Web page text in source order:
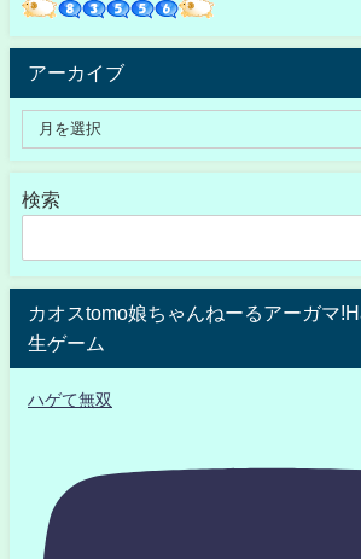
アーカイブ
検索
カオスtomo娘ちゃんねーるアーガマ
生ゲーム
ハゲて無双